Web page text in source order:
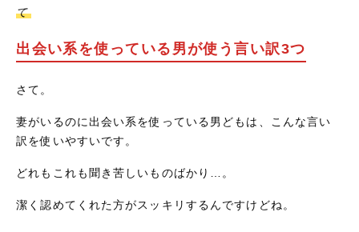
て
出会い系を使っている男が使う言い訳3つ
さて。
妻がいるのに出会い系を使っている男どもは、こんな言い
訳を使いやすいです。
どれもこれも聞き苦しいものばかり…。
潔く認めてくれた方がスッキリするんですけどね。